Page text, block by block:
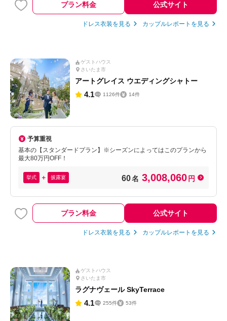
プラン料金 公式サイト
ドレス衣装を見る カップルレポートを見る
ゲストハウス
さいたま市
アートグレイス ウエディングシャトー
4.1 1126件 14件
予算重視
基本の【スタンダードプラン】※シーズンによってはこのプランから
最大80万円OFF！
挙式 披露宴 60名 3,008,060 円
プラン料金 公式サイト
ドレス衣装を見る カップルレポートを見る
ゲストハウス
さいたま市
ラグナヴェール SkyTerrace
4.1 255件 53件